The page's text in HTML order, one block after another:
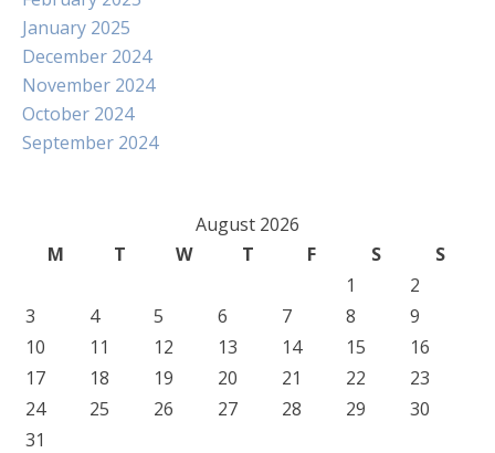
January 2025
December 2024
November 2024
October 2024
September 2024
August 2026
M
T W T F S
S
1
2
3
4 5 6 7 8
9
10
11 12 13 14 15
16
17
18 19 20 21 22
23
24
25 26 27 28 29
30
31